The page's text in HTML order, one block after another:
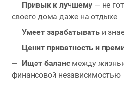
Привык к лучшему — не
своего дома даже на отдыхе
Умеет зарабатывать и
Ценит приватность и
Ищет баланс между
финансовой независимостью